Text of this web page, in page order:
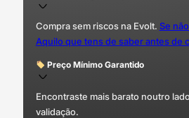
Compra sem riscos na Evolt. Se
Aquilo que tens de saber antes de
Preço Mínimo Garantido
Encontraste mais barato noutro
validação.